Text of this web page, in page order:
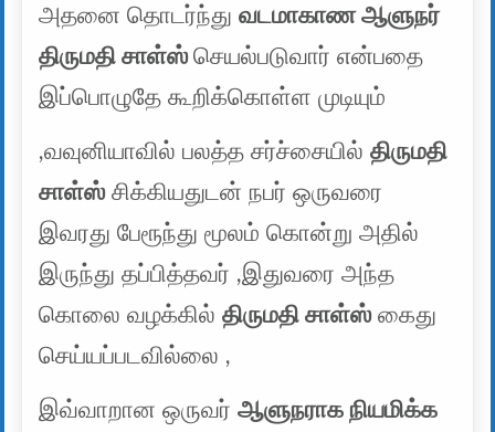
அதனை தொடர்ந்துவடமாகாண ஆளுநர்
திருமதி சாள்ஸ்செயல்படுவார் என்பதை
இப்பொழுதே கூறிக்கொள்ள முடியும்
,வவுனியாவில் பலத்த சர்ச்சையில்திருமதி
சாள்ஸ்சிக்கியதுடன் நபர் ஒருவரை
இவரது பேரூந்து மூலம் கொன்று அதில்
இருந்து தப்பித்தவர் ,இதுவரை அந்த
கொலை வழக்கில்திருமதி சாள்ஸ்கைது
செய்யப்படவில்லை ,
இவ்வாறான ஒருவர்ஆளுநராக நியமிக்க